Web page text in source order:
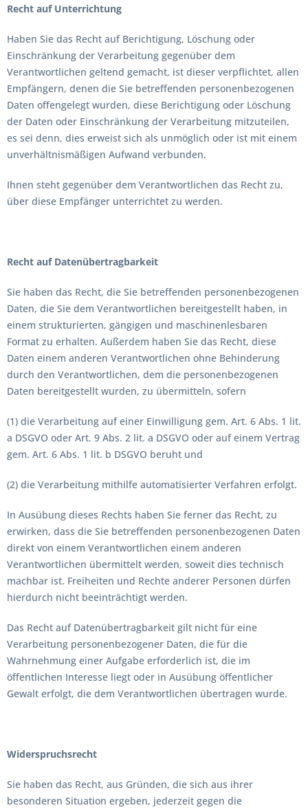
Recht auf Unterrichtung
Haben Sie das Recht auf Berichtigung, Löschung oder
Einschränkung der Verarbeitung gegenüber dem
Verantwortlichen geltend gemacht, ist dieser verpflichtet, allen
Empfängern, denen die Sie betreffenden personenbezogenen
Daten offengelegt wurden, diese Berichtigung oder Löschung
der Daten oder Einschränkung der Verarbeitung mitzuteilen,
es sei denn, dies erweist sich als unmöglich oder ist mit einem
unverhältnismäßigen Aufwand verbunden.
Ihnen steht gegenüber dem Verantwortlichen das Recht zu,
über diese Empfänger unterrichtet zu werden.
Recht auf Datenübertragbarkeit
Sie haben das Recht, die Sie betreffenden personenbezogenen
Daten, die Sie dem Verantwortlichen bereitgestellt haben, in
einem strukturierten, gängigen und maschinenlesbaren
Format zu erhalten. Außerdem haben Sie das Recht, diese
Daten einem anderen Verantwortlichen ohne Behinderung
durch den Verantwortlichen, dem die personenbezogenen
Daten bereitgestellt wurden, zu übermitteln, sofern
(1) die Verarbeitung auf einer Einwilligung gem. Art. 6 Abs. 1 lit.
a DSGVO oder Art. 9 Abs. 2 lit. a DSGVO oder auf einem Vertrag
gem. Art. 6 Abs. 1 lit. b DSGVO beruht und
(2) die Verarbeitung mithilfe automatisierter Verfahren erfolgt.
In Ausübung dieses Rechts haben Sie ferner das Recht, zu
erwirken, dass die Sie betreffenden personenbezogenen Daten
direkt von einem Verantwortlichen einem anderen
Verantwortlichen übermittelt werden, soweit dies technisch
machbar ist. Freiheiten und Rechte anderer Personen dürfen
hierdurch nicht beeinträchtigt werden.
Das Recht auf Datenübertragbarkeit gilt nicht für eine
Verarbeitung personenbezogener Daten, die für die
Wahrnehmung einer Aufgabe erforderlich ist, die im
öffentlichen Interesse liegt oder in Ausübung öffentlicher
Gewalt erfolgt, die dem Verantwortlichen übertragen wurde.
Widerspruchsrecht
Sie haben das Recht, aus Gründen, die sich aus ihrer
besonderen Situation ergeben, jederzeit gegen die